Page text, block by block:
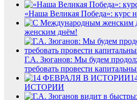
«Наша Великая Победа»: курс
женским днём!
Г.А. Зюганов: Мы будем
требовать провести
ИСТОРИИ